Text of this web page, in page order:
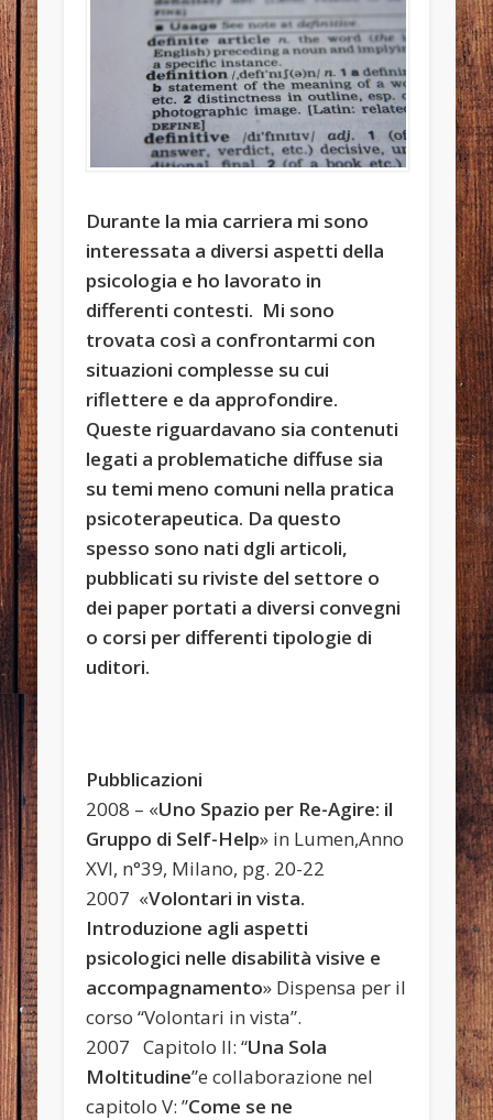
Durante la mia carriera mi sono
interessata a diversi aspetti della
psicologia e ho lavorato in
differenti contesti. Mi sono
trovata così a confrontarmi con
situazioni complesse su cui
riflettere e da approfondire.
Queste riguardavano sia contenuti
legati a problematiche diffuse sia
su temi meno comuni nella pratica
psicoterapeutica. Da questo
spesso sono nati dgli articoli,
pubblicati su riviste del settore o
dei paper portati a diversi convegni
o corsi per differenti tipologie di
uditori.
Pubblicazioni
2008 – «Uno Spazio per Re-Agire: il
Gruppo di Self-Help» in Lumen,Anno
XVI, n°39, Milano, pg. 20-22
2007 «Volontari in vista.
Introduzione agli aspetti
psicologici nelle disabilità visive e
accompagnamento» Dispensa per il
corso “Volontari in vista”.
2007 Capitolo II: “Una Sola
Moltitudine”e collaborazione nel
capitolo V: ”Come se ne